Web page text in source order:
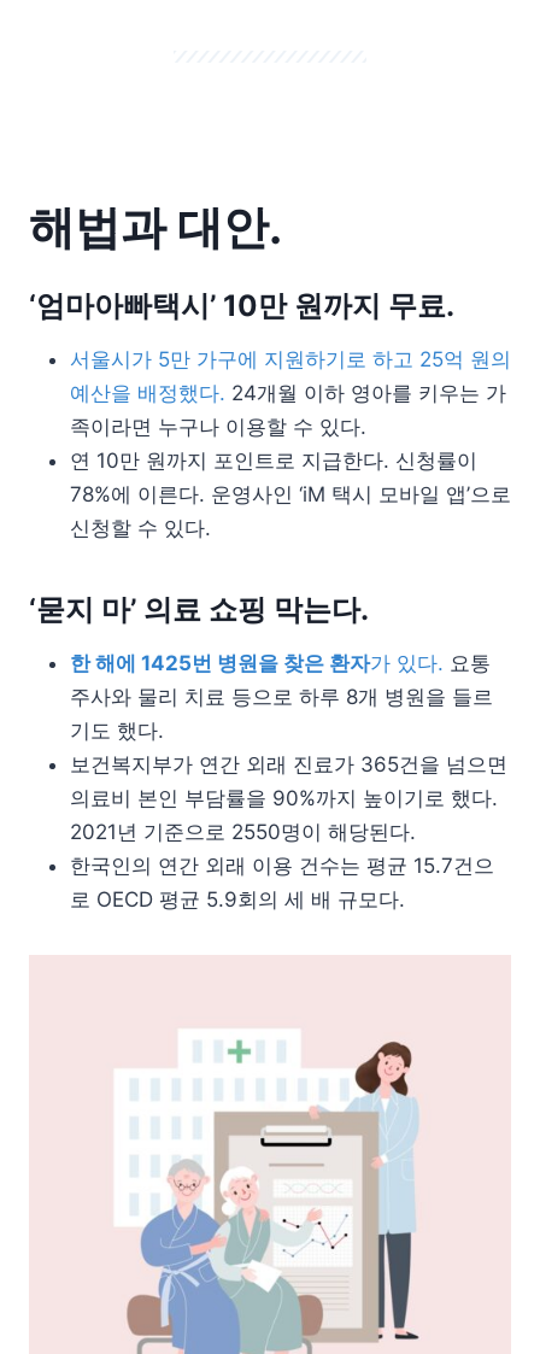
해법과 대안.
‘엄마아빠택시’ 10만 원까지 무료.
서울시가 5만 가구에 지원하기로 하고 25억 원의
예산을 배정했다. 24개월 이하 영아를 키우는 가
족이라면 누구나 이용할 수 있다.
연 10만 원까지 포인트로 지급한다. 신청률이
78%에 이른다. 운영사인 ‘iM 택시 모바일 앱’으로
신청할 수 있다.
‘묻지 마’ 의료 쇼핑 막는다.
한 해에 1425번 병원을 찾은 환자가 있다. 요통
주사와 물리 치료 등으로 하루 8개 병원을 들르
기도 했다.
보건복지부가 연간 외래 진료가 365건을 넘으면
의료비 본인 부담률을 90%까지 높이기로 했다.
2021년 기준으로 2550명이 해당된다.
한국인의 연간 외래 이용 건수는 평균 15.7건으
로 OECD 평균 5.9회의 세 배 규모다.